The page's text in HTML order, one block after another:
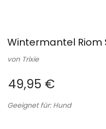
Wintermantel Riom
von Trixie
49,95 €
Geeignet für: Hund